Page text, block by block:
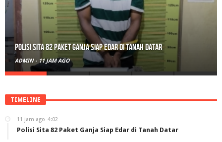
RPL Prodi HTN UIN Mahmud Yunus Batusangkar Diminati Polri, TNI,
hingga Wali Nagari
ADMIN - 1 HARI AGO
TIMELINE
11 jam ago 4:02
Polisi Sita 82 Paket Ganja Siap Edar di Tanah Datar